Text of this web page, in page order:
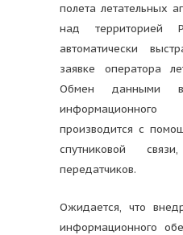
полета летательных
над территорией
автоматически
заявке оператора
Обмен данными
производится с
спутниковой
передатчиков.
Ожидается, что
информационного